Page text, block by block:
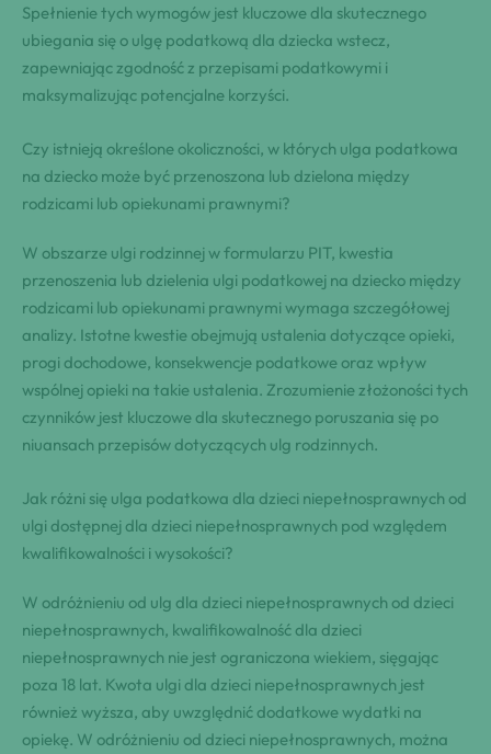
Spełnienie tych wymogów jest kluczowe dla skutecznego
ubiegania się o ulgę podatkową dla dziecka wstecz,
zapewniając zgodność z przepisami podatkowymi i
maksymalizując potencjalne korzyści.
Czy istnieją określone okoliczności, w których ulga podatkowa
na dziecko może być przenoszona lub dzielona między
rodzicami lub opiekunami prawnymi?
W obszarze ulgi rodzinnej w formularzu PIT, kwestia
przenoszenia lub dzielenia ulgi podatkowej na dziecko między
rodzicami lub opiekunami prawnymi wymaga szczegółowej
analizy. Istotne kwestie obejmują ustalenia dotyczące opieki,
progi dochodowe, konsekwencje podatkowe oraz wpływ
wspólnej opieki na takie ustalenia. Zrozumienie złożoności tych
czynników jest kluczowe dla skutecznego poruszania się po
niuansach przepisów dotyczących ulg rodzinnych.
Jak różni się ulga podatkowa dla dzieci niepełnosprawnych od
ulgi dostępnej dla dzieci niepełnosprawnych pod względem
kwalifikowalności i wysokości?
W odróżnieniu od ulg dla dzieci niepełnosprawnych od dzieci
niepełnosprawnych, kwalifikowalność dla dzieci
niepełnosprawnych nie jest ograniczona wiekiem, sięgając
poza 18 lat. Kwota ulgi dla dzieci niepełnosprawnych jest
również wyższa, aby uwzględnić dodatkowe wydatki na
opiekę. W odróżnieniu od dzieci niepełnosprawnych, można